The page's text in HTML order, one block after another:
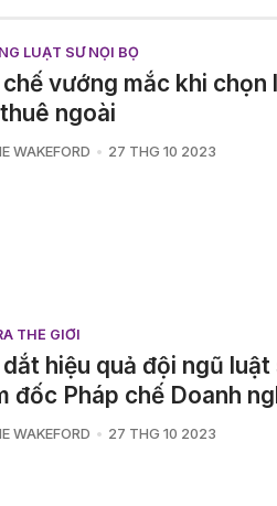
LUẬT SƯ NỘI BỘ
chế vướng mắc khi
ngoài
WAKEFORD 27 THG 10 2023
THẾ GIỚI
dắt hiệu quả đội ngũ
đốc Pháp chế Doanh
WAKEFORD 27 THG 10 2023